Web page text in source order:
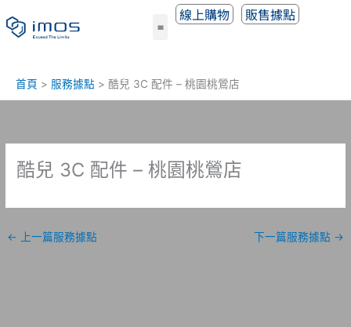
至
線上購物 販售據點
首頁 服務據點 酷兒 3C 配件 – 桃園桃鶯店
酷兒 3C 配件 – 桃園桃鶯店
← 上一篇服務據點 下一篇服務據點 →